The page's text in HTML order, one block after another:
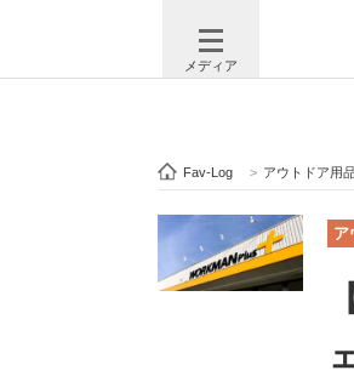
メディア
注目記事を集めた総合
ビジネスと働き方の
Fav-Log > アウトドア用
ア